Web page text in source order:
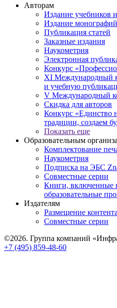
Авторам
Издание учебников
Издание монографий
Публикация статей
Заказные издания
Наукометрия
Электронная
Конкурс
XI Международный
и учебную
V Международный
Скидка для авторов
Конкурс «Единство
традиции, создаем
Показать еще
Образовательным
Комплектование
Наукометрия
Подписка на ЭБС
Совместные серии
Книги, включенные
образовательные
Издателям
Размещение
Совместные серии
©2026. Группа компаний
+7 (495) 859-48-60